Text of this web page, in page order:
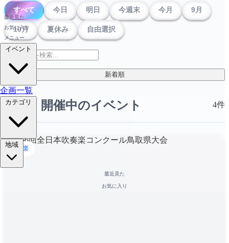
最近見た
お気に入り
メニュー
企画一覧
最近見た
お気に入り
すべて 今日 明日 今週末 今月 9月
10月 夏休み 自由選択
新着順
未来・開催中のイベント 4件
音楽